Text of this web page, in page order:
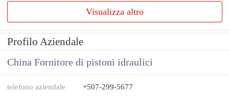
Visualizza altro
Profilo Aziendale
China Fornitore di pistoni idraulici
telefono aziendale +507-299-5677